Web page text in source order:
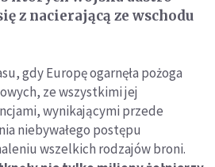
z nacierającą ze wschodu
gdy Europę ogarnęła pożoga
ze wszystkimi jej
wynikającymi przede
niebywałego postępu
wszelkich rodzajów broni.